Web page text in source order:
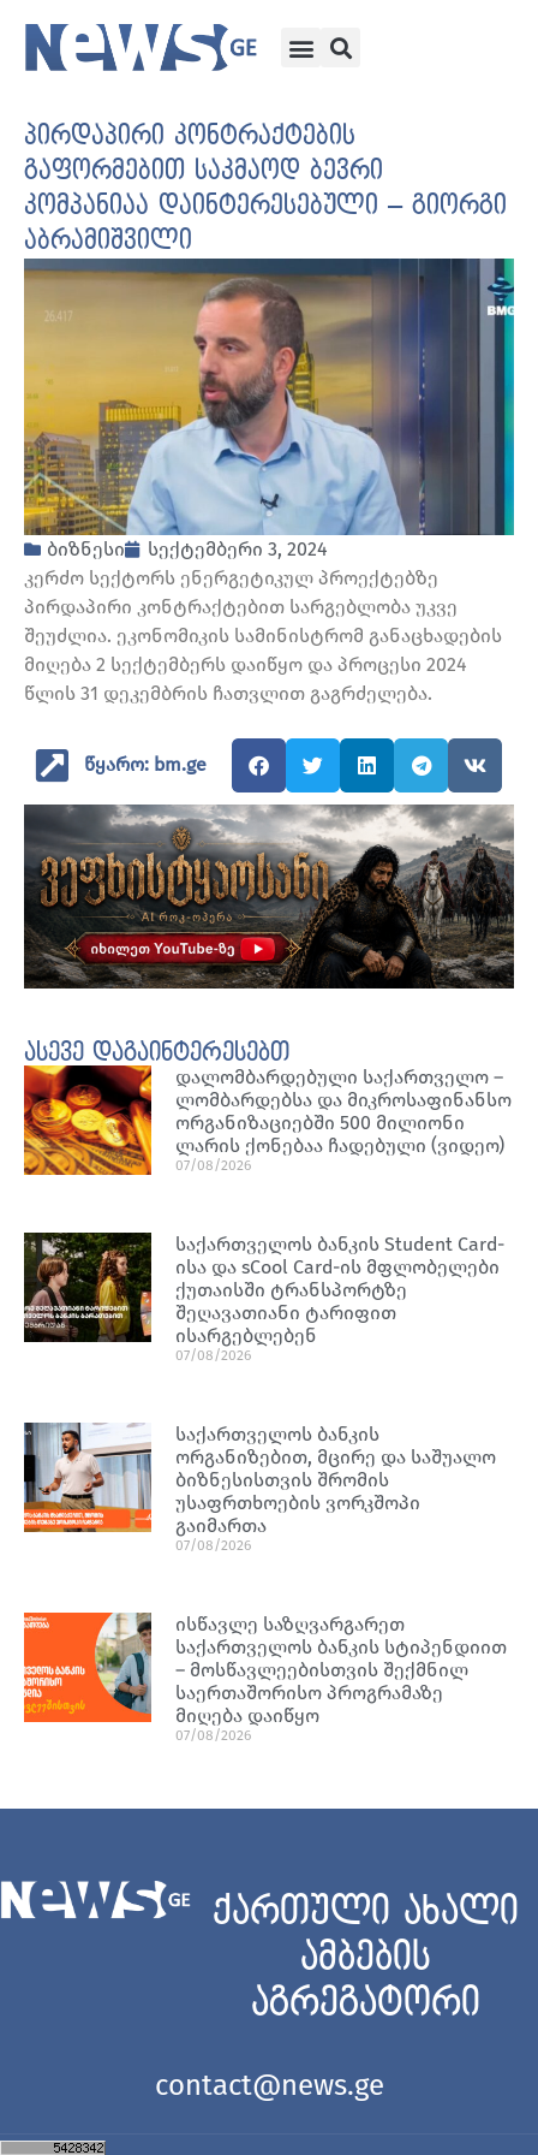
პირდაპირი კონტრაქტების
გაფორმებით საკმაოდ ბევრი
კომპანიაა დაინტერესებული – გიორგი
აბრამიშვილი
ბიზნესი
სექტემბერი 3, 2024
კერძო სექტორს ენერგეტიკულ პროექტებზე
პირდაპირი კონტრაქტებით სარგებლობა უკვე
შეუძლია. ეკონომიკის სამინისტრომ განაცხადების
მიღება 2 სექტემბერს დაიწყო და პროცესი 2024
წლის 31 დეკემბრის ჩათვლით გაგრძელება.
წყარო: bm.ge
ასევე დაგაინტერესებთ
დალომბარდებული საქართველო –
ლომბარდებსა და მიკროსაფინანსო
ორგანიზაციებში 500 მილიონი
ლარის ქონებაა ჩადებული (ვიდეო)
07/08/2026
საქართველოს ბანკის Student Card-
ისა და sCool Card-ის მფლობელები
ქუთაისში ტრანსპორტზე
შეღავათიანი ტარიფით
ისარგებლებენ
07/08/2026
საქართველოს ბანკის
ორგანიზებით, მცირე და საშუალო
ბიზნესისთვის შრომის
უსაფრთხოების ვორკშოპი
გაიმართა
07/08/2026
ისწავლე საზღვარგარეთ
საქართველოს ბანკის სტიპენდიით
– მოსწავლეებისთვის შექმნილ
საერთაშორისო პროგრამაზე
მიღება დაიწყო
07/08/2026
ქართული ახალი
ამბების
აგრეგატორი
contact@news.ge